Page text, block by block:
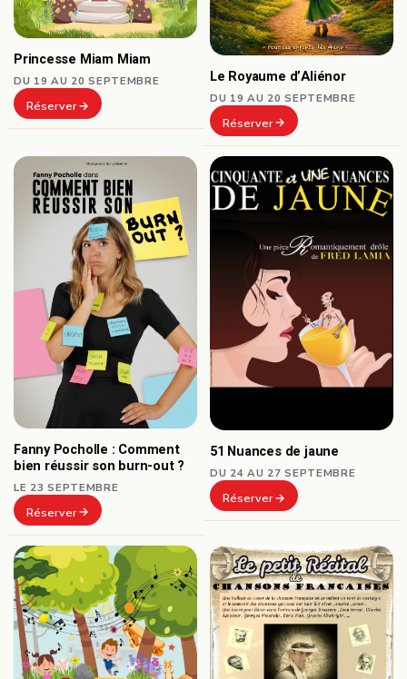
Princesse Miam Miam
DU 19 AU 20 SEPTEMBRE
Réserver
Le Royaume d’Aliénor
DU 19 AU 20 SEPTEMBRE
Réserver
Fanny Pocholle : Comment
bien réussir son burn-out ?
LE 23 SEPTEMBRE
Réserver
51 Nuances de jaune
DU 24 AU 27 SEPTEMBRE
Réserver